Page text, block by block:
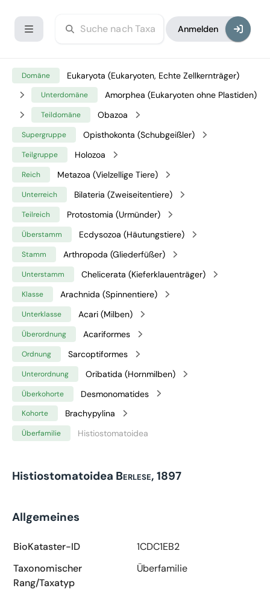
Anmelden
Domäne Eukaryota (Eukaryoten, Echte Zellkernträger)
Unterdomäne Amorphea (Eukaryoten ohne Plastiden)
Teildomäne Obazoa
Supergruppe Opisthokonta (Schubgeißler)
Teilgruppe Holozoa
Reich Metazoa (Vielzellige Tiere)
Unterreich Bilateria (Zweiseitentiere)
Teilreich Protostomia (Urmünder)
Überstamm Ecdysozoa (Häutungstiere)
Stamm Arthropoda (Gliederfüßer)
Unterstamm Chelicerata (Kieferklauenträger)
Klasse Arachnida (Spinnentiere)
Unterklasse Acari (Milben)
Überordnung Acariformes
Ordnung Sarcoptiformes
Unterordnung Oribatida (Hornmilben)
Überkohorte Desmonomatides
Kohorte Brachypylina
Überfamilie Histiostomatoidea
Histiostomatoidea Berlese, 1897
Allgemeines
BioKataster-ID
1CDC1EB2
Taxonomischer
Rang/Taxatyp
Überfamilie